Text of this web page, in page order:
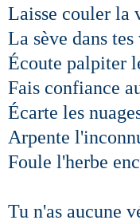
Laisse couler la
La sève dans tes
Écoute palpiter
Fais confiance
Écarte les
Arpente
Foule l'herbe
Tu n'as aucune